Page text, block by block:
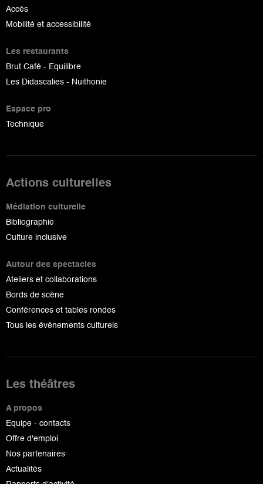
Accès
Mobilité et accessibilité
Les restaurants
Brut Café - Equilibre
Les Didascalies - Nuithonie
Espace pro
Technique
Actions culturelles
Médiation culturelle
Bibliographie
Culture inclusive
Autour des spectacles
Ateliers et collaborations
Bords de scène
Conférences et tables rondes
Tous les événements culturels
Les théâtres
A propos
Equipe - contacts
Offre d'emploi
Nos partenaires
Actualités